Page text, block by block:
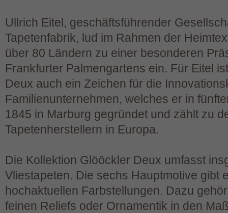
Ullrich Eitel, geschäftsführender
Tapetenfabrik, lud im Rahmen der
über 80 Ländern zu einer besonderen
Frankfurter Palmengartens ein. Für Eitel
Deux auch ein Zeichen für die
Familienunternehmen, welches er in
1845 in Marburg gegründet und zählt zu
Tapetenherstellern in Europa.
Die Kollektion Glööckler Deux umfasst
Vliestapeten. Die sechs Hauptmotive gibt
hochaktuellen Farbstellungen. Dazu
feinen Reliefs oder Ornamentik in den